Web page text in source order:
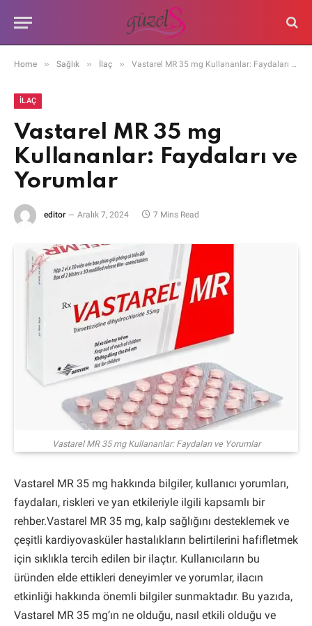
Home » Sağlık » İlaç » Vastarel MR 35 mg Kullananlar: Faydaları ve Yorumlar
İLAÇ
Vastarel MR 35 mg
Kullananlar: Faydaları ve
Yorumlar
editor Aralık 7, 2024 7 Mins Read
Vastarel MR 35 mg Kullananlar: Faydaları ve Yorumlar
Vastarel MR 35 mg hakkında bilgiler, kullanıcı yorumları,
faydaları, riskleri ve yan etkileriyle ilgili kapsamlı bir
rehber.Vastarel MR 35 mg, kalp sağlığını desteklemek ve
çeşitli kardiyovasküler hastalıkların belirtilerini hafifletmek
için sıklıkla tercih edilen bir ilaçtır. Kullanıcıların bu
üründen elde ettikleri deneyimler ve yorumlar, ilacın
etkinliği hakkında önemli bilgiler sunmaktadır. Bu yazıda,
Vastarel MR 35 mg’ın ne olduğu, nasıl etkili olduğu ve